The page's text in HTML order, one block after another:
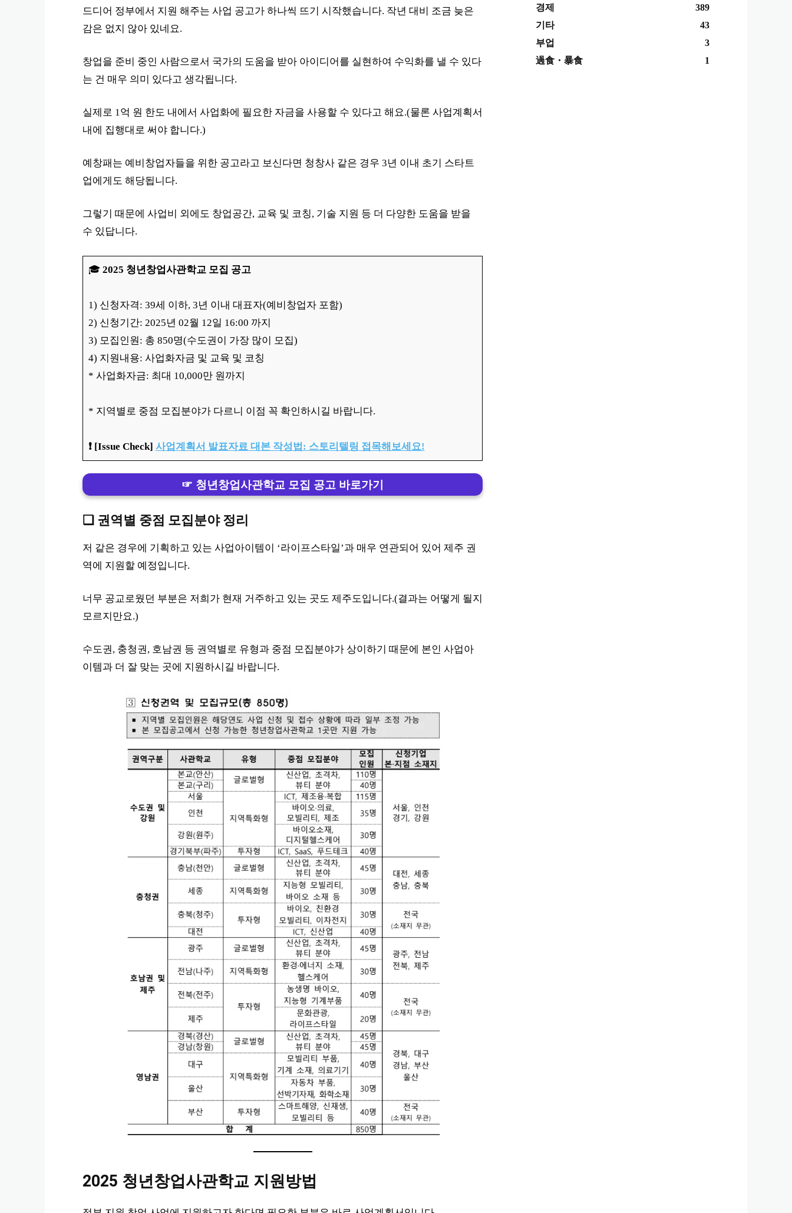
드디어 정부에서 지원 해주는 사업 공고가 하나씩 뜨기 시작했습니다. 작년 대비 조금 늦은
감은 없지 않아 있네요.
창업을 준비 중인 사람으로서 국가의 도움을 받아 아이디어를 실현하여 수익화를 낼 수 있다
는 건 매우 의미 있다고 생각됩니다.
실제로 1억 원 한도 내에서 사업화에 필요한 자금을 사용할 수 있다고 해요.(물론 사업계획서
내에 집행대로 써야 합니다.)
예창패는 예비창업자들을 위한 공고라고 보신다면 청창사 같은 경우 3년 이내 초기 스타트
업에게도 해당됩니다.
그렇기 때문에 사업비 외에도 창업공간, 교육 및 코칭, 기술 지원 등 더 다양한 도움을 받을
수 있답니다.
🎓 2025 청년창업사관학교 모집 공고
1) 신청자격: 39세 이하, 3년 이내 대표자(예비창업자 포함)
2) 신청기간: 2025년 02월 12일 16:00 까지
3) 모집인원: 총 850명(수도권이 가장 많이 모집)
4) 지원내용: 사업화자금 및 교육 및 코칭
* 사업화자금: 최대 10,000만 원까지
* 지역별로 중점 모집분야가 다르니 이점 꼭 확인하시길 바랍니다.
❗️ [Issue Check] 사업계획서 발표자료 대본 작성법: 스토리텔링 접목해보세요!
☞ 청년창업사관학교 모집 공고 바로가기
❏ 권역별 중점 모집분야 정리
저 같은 경우에 기획하고 있는 사업아이템이 ‘라이프스타일’과 매우 연관되어 있어 제주 권
역에 지원할 예정입니다.
너무 공교로웠던 부분은 저희가 현재 거주하고 있는 곳도 제주도입니다.(결과는 어떻게 될지
모르지만요.)
수도권, 충청권, 호남권 등 권역별로 유형과 중점 모집분야가 상이하기 때문에 본인 사업아
이템과 더 잘 맞는 곳에 지원하시길 바랍니다.
2025 청년창업사관학교 지원방법
경제
389
기타
43
부업
3
過食・暴食
1